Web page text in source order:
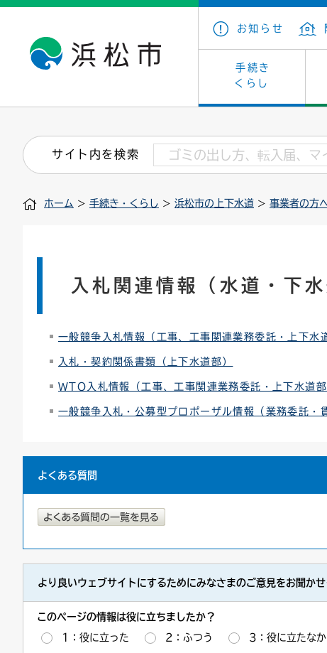
お知らせ
手続き
くらし
戸籍・住民の手続き 保険・年
住まい・建築 墓地・斎
税金 法人税
連絡ごみ
子育て・青少年・若者 教育
看護専門学校 学級閉鎖
小学校一覧
健康・医療 福祉
介護保険
文化・芸術 文化財
浜松・浜名湖だいすきネット
産業振興 カーボン
発注情報(入札・契約) 福祉・介
募集 雇用・就
市の概要 庁舎案内
外郭団体 統計
職員採用 市有財産
ユニバーサルデザイン
サイト内を検索
ホーム > 手続き・くらし > 浜松市の上下水道 > 事業者の方
入札関連情報（水道・下水
一般競争入札情報（工事、工事関連業務委託・上下水
入札・契約関係書類（上下水道部）
WTO入札情報（工事、工事関連業務委託・上下水道部
一般競争入札・公募型プロポーザル情報（業務委託・
よくある質問
より良いウェブサイトにするためにみなさまのご意見をお聞か
このページの情報は役に立ちましたか？
1：役に立った 2：ふつう 3：役に立たな